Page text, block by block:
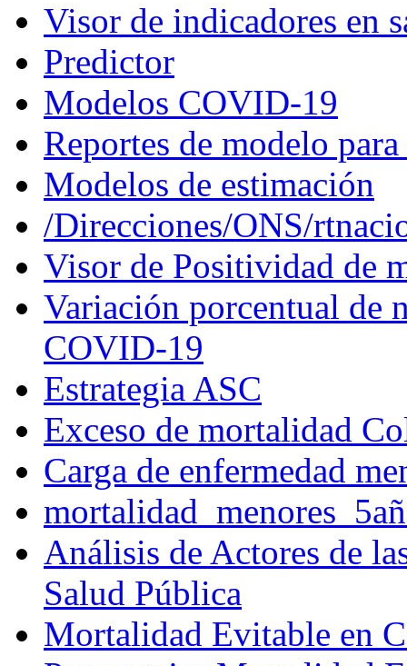
Visor de indicadores en
Predictor
Modelos COVID-19
Reportes de modelo
Modelos de estimación
/Direcciones/ONS/
Visor de Positividad de
Variación porcentual de
COVID-19
Estrategia ASC
Exceso de mortalidad
Carga de enfermedad
Análisis de Actores de
Salud Pública
Mortalidad Evitable en